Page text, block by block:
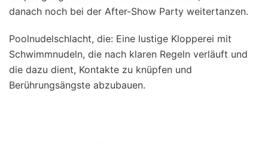
danach noch bei der After-Show Party weitertanzen.
Poolnudelschlacht, die: Eine lustige Klopperei mit
Schwimmnudeln, die nach klaren Regeln verläuft und
die dazu dient, Kontakte zu knüpfen und
Berührungsängste abzubauen.